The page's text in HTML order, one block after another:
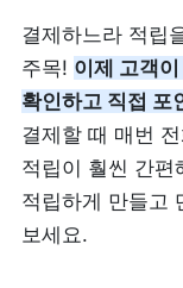
음식점
카페・베이커리
식당
술집・바
결제하느라 적립
주목! 이제 고객
확인하고 직접 포
결제할 때 매번
적립이 훨씬 간편
적립하게 만들고
보세요.